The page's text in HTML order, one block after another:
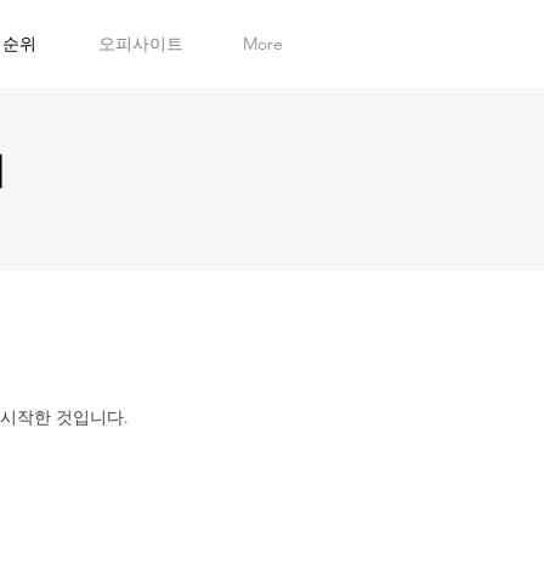
순위 오피사이트 More
작한 것입니다.